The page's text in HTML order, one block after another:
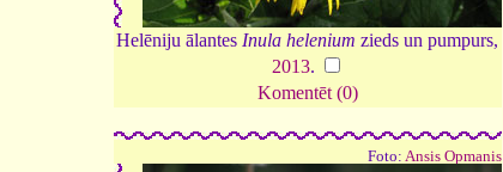
Helēniju ālantes Inula helenium zieds un pumpurs,
2013.
Komentēt (0)
Foto: Ansis Opmanis